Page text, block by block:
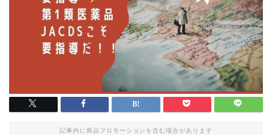
記事内に商品プロモーションを含む場合があります